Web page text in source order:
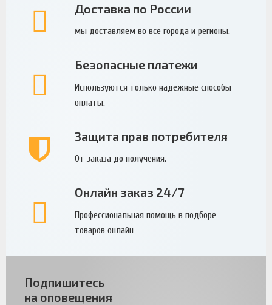
Доставка по России
мы доставляем во все города и регионы.
Безопасные платежи
Используются только надежные способы
оплаты.
Защита прав потребителя
От заказа до получения.
Онлайн заказ 24/7
Профессиональная помощь в подборе
товаров онлайн
Подпишитесь
на оповещения